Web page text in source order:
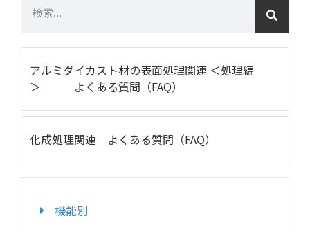
アルミダイカスト材の表面処理関連 ＜処理編
＞ よくある質問（FAQ）
化成処理関連 よくある質問（FAQ）
機能別